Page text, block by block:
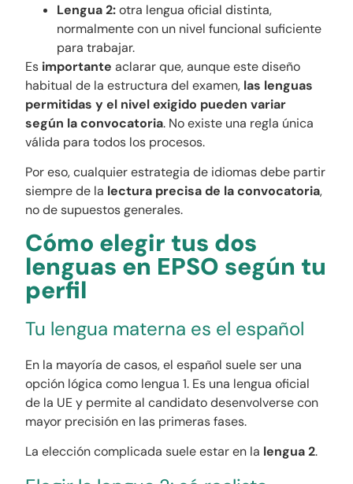
Lengua 2:otra lengua oficial distinta,
normalmente con un nivel funcional suficiente
para trabajar.
Es importanteaclarar que, aunque este diseño
habitual de la estructura del examen, las lenguas
permitidas y el nivel exigido pueden variar
según la convocatoria. No existe una regla única
válida para todos los procesos.
Por eso, cualquier estrategia de idiomas debe partir
siempre de la lectura precisa de la convocatoria,
no de supuestos generales.
Cómo elegir tus dos
lenguas en EPSO según tu
perfil
Tu lengua materna es el español
En la mayoría de casos, el español suele ser una
opción lógica como lengua 1. Es una lengua oficial
de la UE y permite al candidato desenvolverse con
mayor precisión en las primeras fases.
La elección complicada suele estar en la lengua 2.